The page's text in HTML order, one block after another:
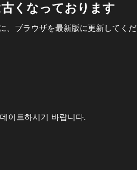
くなっております
ブラウザを最新版に更新してくだ
이트하시기 바랍니다.